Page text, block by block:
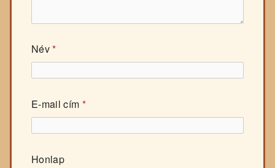
Név*
E-mail cím *
Honlap